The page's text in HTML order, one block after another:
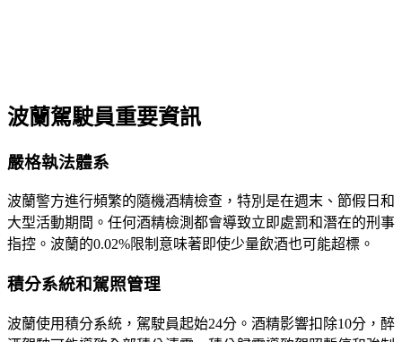
波蘭駕駛員重要資訊
嚴格執法體系
波蘭警方進行頻繁的隨機酒精檢查，特別是在週末、節假日和
大型活動期間。任何酒精檢測都會導致立即處罰和潛在的刑事
指控。波蘭的0.02%限制意味著即使少量飲酒也可能超標。
積分系統和駕照管理
波蘭使用積分系統，駕駛員起始24分。酒精影響扣除10分，醉